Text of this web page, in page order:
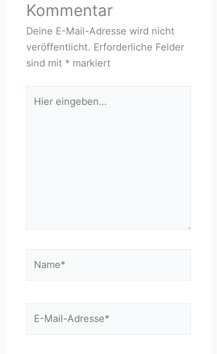
Kommentar
Deine E-Mail-Adresse wird nicht
veröffentlicht. Erforderliche Felder
sind mit * markiert
eingeben…